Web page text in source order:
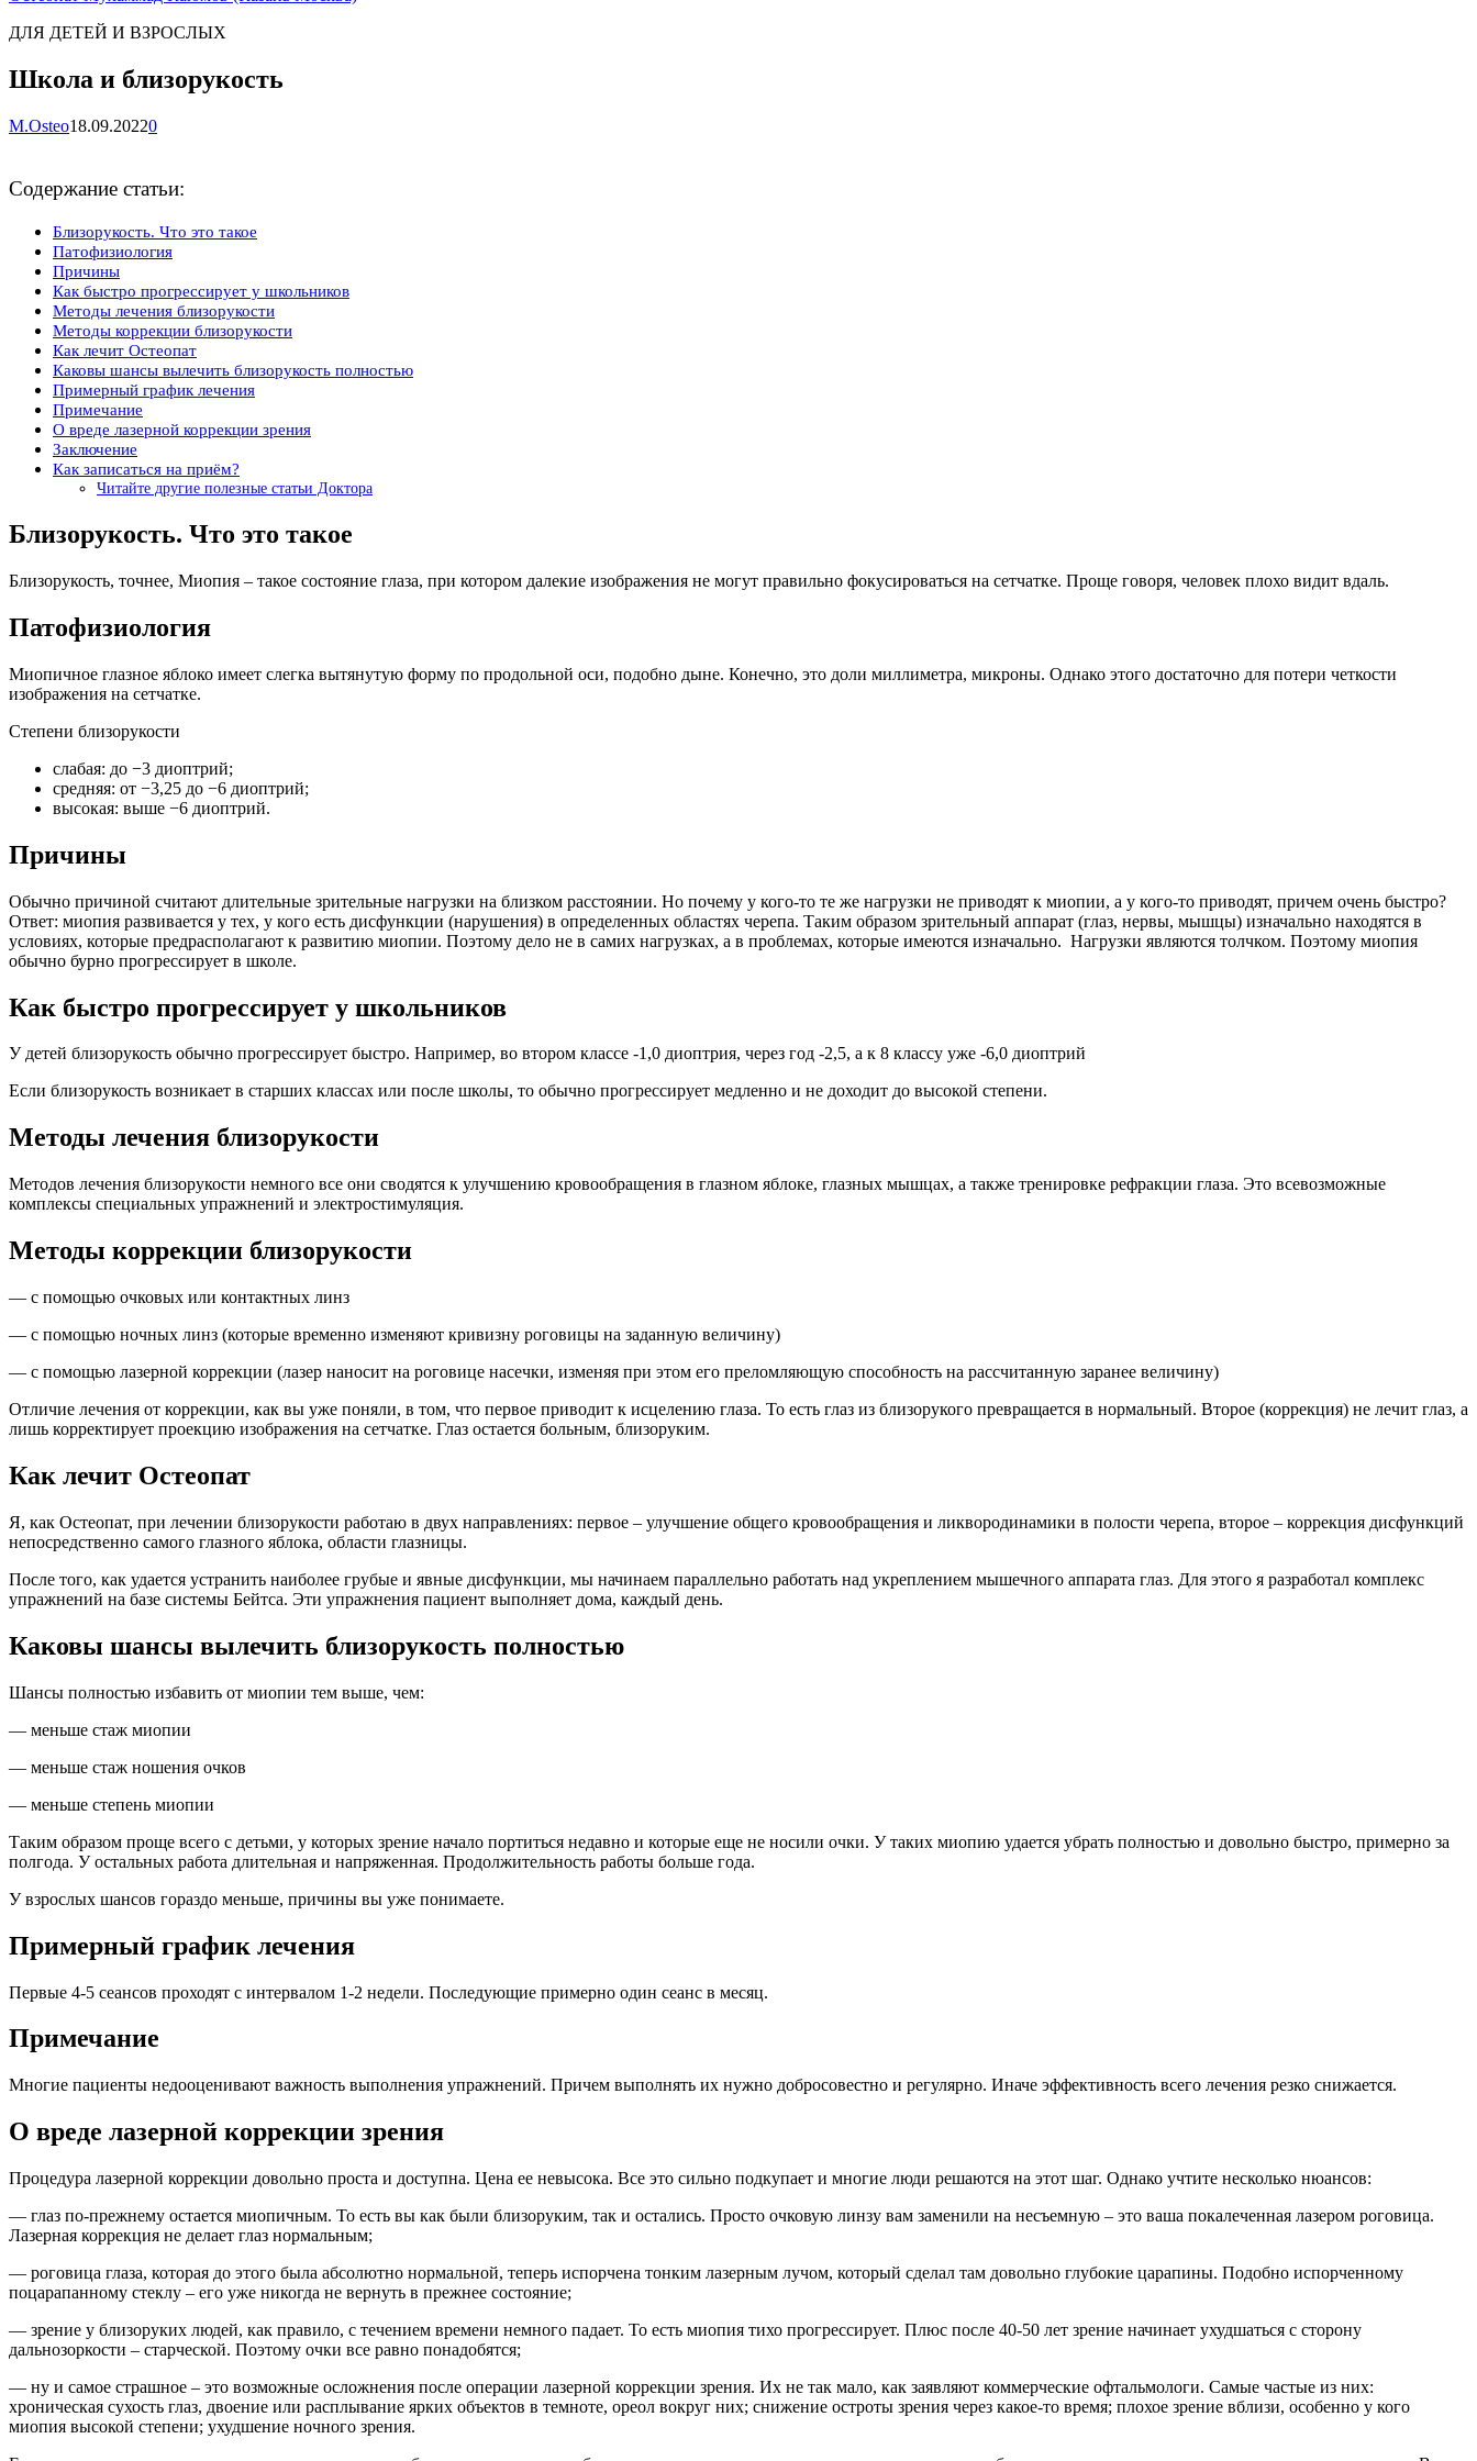
ДЛЯ ДЕТЕЙ И ВЗРОСЛЫХ
Школа и близорукость
M.Osteo18.09.20220
Содержание статьи:
Близорукость. Что это такое
Патофизиология
Причины
Как быстро прогрессирует у школьников
Методы лечения близорукости
Методы коррекции близорукости
Как лечит Остеопат
Каковы шансы вылечить близорукость полностью
Примерный график лечения
Примечание
О вреде лазерной коррекции зрения
Заключение
Как записаться на приём?
Читайте другие полезные статьи Доктора
Близорукость. Что это такое
Близорукость, точнее, Миопия – такое состояние глаза, при котором далекие изображения не могут правильно фокусироваться на сетчатке. Проще говоря, человек плохо видит вдаль.
Патофизиология
Миопичное глазное яблоко имеет слегка вытянутую форму по продольной оси, подобно дыне. Конечно, это доли миллиметра, микроны. Однако этого достаточно для потери четкости
изображения на сетчатке.
Степени близорукости
слабая: до −3 диоптрий;
средняя: от −3,25 до −6 диоптрий;
высокая: выше −6 диоптрий.
Причины
Обычно причиной считают длительные зрительные нагрузки на близком расстоянии. Но почему у кого-то те же нагрузки не приводят к миопии, а у кого-то приводят, причем очень быстро?
Ответ: миопия развивается у тех, у кого есть дисфункции (нарушения) в определенных областях черепа. Таким образом зрительный аппарат (глаз, нервы, мышцы) изначально находятся в
условиях, которые предрасполагают к развитию миопии. Поэтому дело не в самих нагрузках, а в проблемах, которые имеются изначально. Нагрузки являются толчком. Поэтому миопия
обычно бурно прогрессирует в школе.
Как быстро прогрессирует у школьников
У детей близорукость обычно прогрессирует быстро. Например, во втором классе -1,0 диоптрия, через год -2,5, а к 8 классу уже -6,0 диоптрий
Если близорукость возникает в старших классах или после школы, то обычно прогрессирует медленно и не доходит до высокой степени.
Методы лечения близорукости
Методов лечения близорукости немного все они сводятся к улучшению кровообращения в глазном яблоке, глазных мышцах, а также тренировке рефракции глаза. Это всевозможные
комплексы специальных упражнений и электростимуляция.
Методы коррекции близорукости
— с помощью очковых или контактных линз
— с помощью ночных линз (которые временно изменяют кривизну роговицы на заданную величину)
— с помощью лазерной коррекции (лазер наносит на роговице насечки, изменяя при этом его преломляющую способность на рассчитанную заранее величину)
Отличие лечения от коррекции, как вы уже поняли, в том, что первое приводит к исцелению глаза. То есть глаз из близорукого превращается в нормальный. Второе (коррекция) не лечит глаз, а
лишь корректирует проекцию изображения на сетчатке. Глаз остается больным, близоруким.
Как лечит Остеопат
Я, как Остеопат, при лечении близорукости работаю в двух направлениях: первое – улучшение общего кровообращения и ликвородинамики в полости черепа, второе – коррекция дисфункций
непосредственно самого глазного яблока, области глазницы.
После того, как удается устранить наиболее грубые и явные дисфункции, мы начинаем параллельно работать над укреплением мышечного аппарата глаз. Для этого я разработал комплекс
упражнений на базе системы Бейтса. Эти упражнения пациент выполняет дома, каждый день.
Каковы шансы вылечить близорукость полностью
Шансы полностью избавить от миопии тем выше, чем:
— меньше стаж миопии
— меньше стаж ношения очков
— меньше степень миопии
Таким образом проще всего с детьми, у которых зрение начало портиться недавно и которые еще не носили очки. У таких миопию удается убрать полностью и довольно быстро, примерно за
полгода. У остальных работа длительная и напряженная. Продолжительность работы больше года.
У взрослых шансов гораздо меньше, причины вы уже понимаете.
Примерный график лечения
Первые 4-5 сеансов проходят с интервалом 1-2 недели. Последующие примерно один сеанс в месяц.
Примечание
Многие пациенты недооценивают важность выполнения упражнений. Причем выполнять их нужно добросовестно и регулярно. Иначе эффективность всего лечения резко снижается.
О вреде лазерной коррекции зрения
Процедура лазерной коррекции довольно проста и доступна. Цена ее невысока. Все это сильно подкупает и многие люди решаются на этот шаг. Однако учтите несколько нюансов:
— глаз по-прежнему остается миопичным. То есть вы как были близоруким, так и остались. Просто очковую линзу вам заменили на несъемную – это ваша покалеченная лазером роговица.
Лазерная коррекция не делает глаз нормальным;
— роговица глаза, которая до этого была абсолютно нормальной, теперь испорчена тонким лазерным лучом, который сделал там довольно глубокие царапины. Подобно испорченному
поцарапанному стеклу – его уже никогда не вернуть в прежнее состояние;
— зрение у близоруких людей, как правило, с течением времени немного падает. То есть миопия тихо прогрессирует. Плюс после 40-50 лет зрение начинает ухудшаться с сторону
дальнозоркости – старческой. Поэтому очки все равно понадобятся;
— ну и самое страшное – это возможные осложнения после операции лазерной коррекции зрения. Их не так мало, как заявляют коммерческие офтальмологи. Самые частые из них:
хроническая сухость глаз, двоение или расплывание ярких объектов в темноте, ореол вокруг них; снижение остроты зрения через какое-то время; плохое зрение вблизи, особенно у кого
миопия высокой степени; ухудшение ночного зрения.